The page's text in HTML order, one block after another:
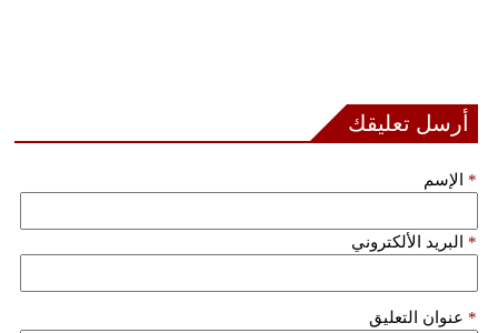
أرسل تعليقك
الإسم *
البريد الألكتروني *
عنوان التعليق *